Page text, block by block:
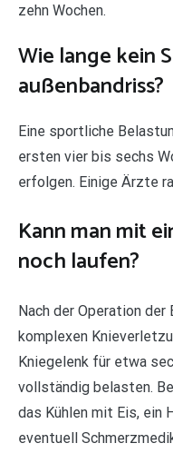
zehn Wochen.
Wie lange kein
außenbandriss?
Eine sportliche
ersten vier bis sechs
erfolgen. Einige Ärzte
Kann man mit
noch laufen?
Nach der Operation
komplexen
Kniegelenk für etwa
vollständig belasten.
das Kühlen mit Eis, ein
eventuell